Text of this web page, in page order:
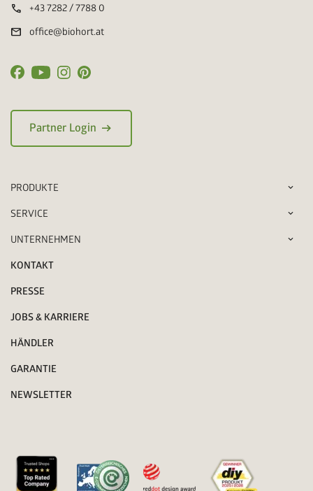
call +43 7282 / 7788 0
mail office@biohort.at
Partner Login arrow_right_alt
PRODUKTE
SERVICE
UNTERNEHMEN
KONTAKT
PRESSE
JOBS & KARRIERE
HÄNDLER
GARANTIE
NEWSLETTER